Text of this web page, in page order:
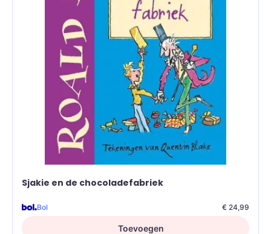
Sjakie en de chocoladefabriek
Bol € 24,99
Toevoegen